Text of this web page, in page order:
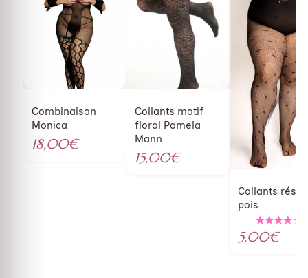
Combinaison
Monica
18,00€
Collants motif
floral Pamela
Mann
15,00€
Collants
pois
5,00€